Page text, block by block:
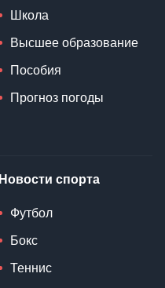
Школа
Высшее образование
Пособия
Прогноз погоды
Новости спорта
Футбол
Бокс
Теннис